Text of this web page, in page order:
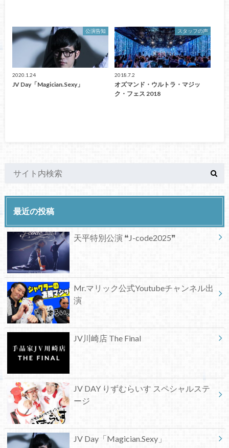
公演告知
2020.1.24
JV Day「Magician.Sexy」
スタッフの声
2018.7.2
オズマンド・ウルトラ・マジッ
ク・フェス 2018
最近の投稿
天平特別公演 ❝J-code2025❞
Mr.マリック公式Youtubeチャンネル出
演
JV川崎店 The Final
JV DAY りずむらいす スペシャルステ
ージ
JV Day「Magician.Sexy」